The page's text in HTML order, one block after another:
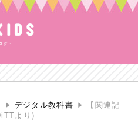
デジタル教科書
【関連記
より)